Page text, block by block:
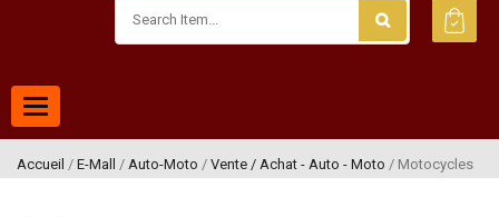
Toggle
navigation
Accueil / E-Mall / Auto-Moto / Vente / Achat - Auto - Moto / Motocycles